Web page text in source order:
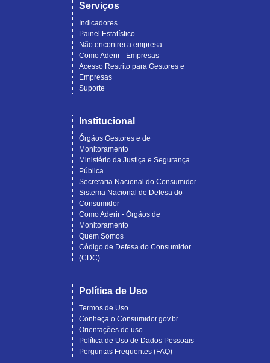
Serviços
Indicadores
Painel Estatístico
Não encontrei a empresa
Como Aderir - Empresas
Acesso Restrito para Gestores e
Empresas
Suporte
Institucional
Órgãos Gestores e de
Monitoramento
Ministério da Justiça e Segurança
Pública
Secretaria Nacional do Consumidor
Sistema Nacional de Defesa do
Consumidor
Como Aderir - Órgãos de
Monitoramento
Quem Somos
Código de Defesa do Consumidor
(CDC)
Política de Uso
Termos de Uso
Conheça o Consumidor.gov.br
Orientações de uso
Política de Uso de Dados Pessoais
Perguntas Frequentes (FAQ)